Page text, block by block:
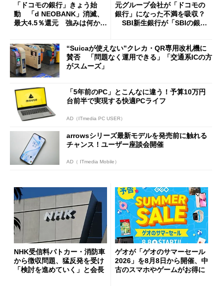
「ドコモの銀行」きょう始
動 「d NEOBANK」消滅、
最大4.5％還元 強みは何か解
元グループ会社が「ドコモの
銀行」になった不満を吸収？
SBI新生銀行が「SBIの銀
開催
“Suicaが使えない”クレカ・QR専用改札機に
賛否 「問題なく運用できる」「交通系ICの方
がスムーズ」
「5年前のPC」とこんなに違う！予算10万円
台前半で実現する快適PCライフ
AD（ITmedia PC USER）
arrowsシリーズ最新モデルを発売前に触れる
チャンス！ユーザー座談会開催
AD（ ITmedia Mobile）
NHK受信料パトカー・消防車
から徴収問題、猛反発を受け
「検討を進めていく」と会長
ゲオが「ゲオのサマーセール
2026」を8月8日から開催、中
古のスマホやゲームがお得に